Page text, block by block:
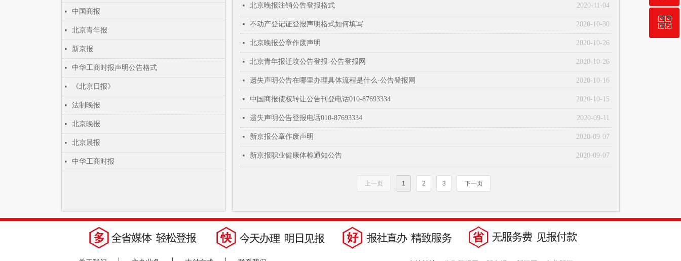
2020-11-04
넷 北京晚报注销公告登报格式
2020-10-30
넷 不动产登记证登报声明格式如何填写
2020-10-26
넷 北京晚报公章作废声明
2020-10-26
넷 北京青年报迁坟公告登报-公告登报网
2020-10-16
넷 遗失声明公告在哪里办理具体流程是什么-公告登报网
2020-10-15
넷 中国商报债权转让公告刊登电话010-87693334
2020-09-11
넷 遗失声明公告登报电话010-87693334
2020-09-07
넷 新京报公章作废声明
2020-09-07
넷 新京报职业健康体检通知公告
上一页 1 2 3 下一页
넷 中国商报
넷 北京青年报
넷 新京报
넷 中华工商时报声明公告格式
넷 《北京日报》
넷 法制晚报
넷 北京晚报
넷 北京晨报
넷 中华工商时报
QQ客服
ꀥ